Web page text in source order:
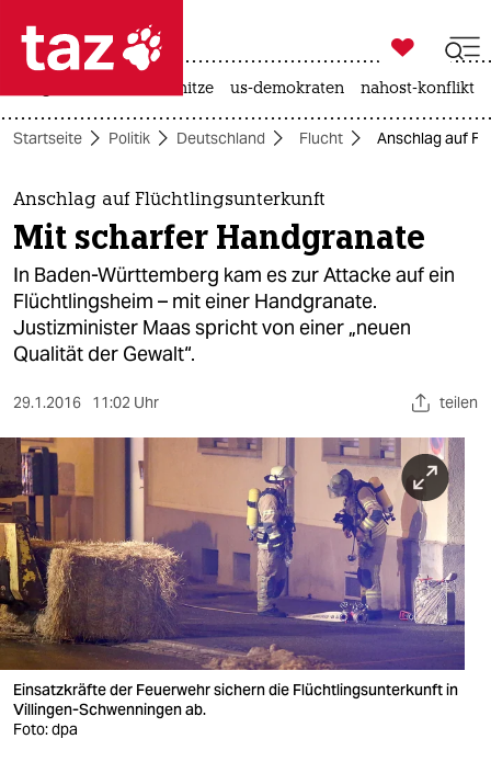
 taz zahl ich
taz zahl ich
themen
politik
öko
gesellschaft
kultur
sport
berlin
nord
wahrheit
verlag
verlag
veranstaltungen

taz zahl ich
hitze us-demokraten nahost-konflikt
Startseite Politik Deutschland Flucht Anschlag auf
Anschlag auf Flüchtlingsunterkunft
Mit scharfer Handgranate
In Baden-Württemberg kam es zur Attacke auf ein
Flüchtlingsheim – mit einer Handgranate.
Justizminister Maas spricht von einer „neuen
Qualität der Gewalt“.
29.1.2016 11:02 Uhr teilen
Einsatzkräfte der Feuerwehr sichern die Flüchtlingsunterkunft in
Villingen-Schwenningen ab.
Foto: dpa